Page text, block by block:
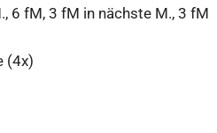
6 fM, 3 fM in nächste M., 3 fM
(4x)